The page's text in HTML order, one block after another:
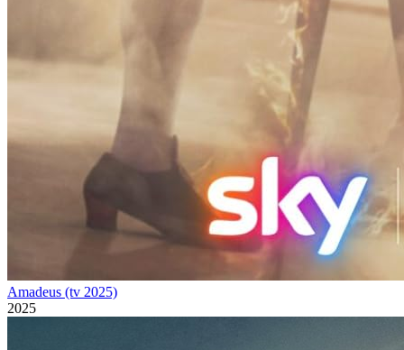
Amadeus (tv 2025)
2025